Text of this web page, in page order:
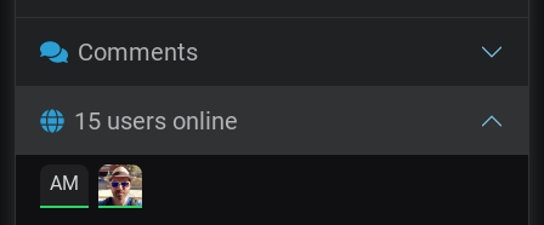
Comments
15 users online
AM